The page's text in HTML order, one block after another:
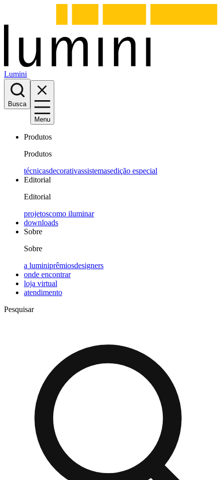
Lumini
Busca
Menu
Produtos
Produtos
técnicasdecorativassistemasedição especial
Editorial
Editorial
projetoscomo iluminar
downloads
Sobre
Sobre
a luminiprêmiosdesigners
onde encontrar
loja virtual
atendimento
Pesquisar